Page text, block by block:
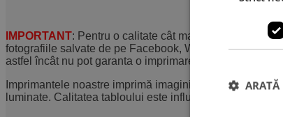
IMPORTANT: Pentru o calitate cât mai bună a imaginii
fotografiile salvate de pe Facebook, WhatsApp,
astfel încât nu pot garanta o imprimare calitativă,
Imprimantele noastre imprimă imaginile exact la
luminate. Calitatea tabloului este influențată de
ARATĂ